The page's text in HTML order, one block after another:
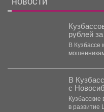
рублей
В Кузбассе
В
с
в развитие